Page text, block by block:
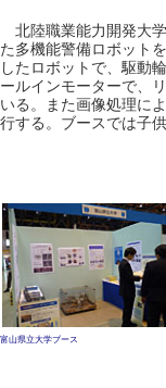
北陸職業能力開発大
た多機能警備ロボット
したロボットで、駆動
ールインモーターで、
いる。また画像処理に
行する。ブースでは子
富山県立大学ブース